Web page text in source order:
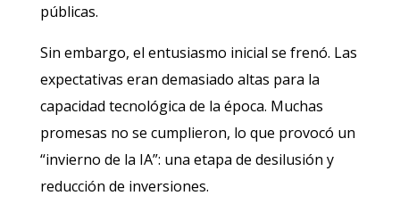
públicas.
Sin embargo, el entusiasmo inicial se frenó. Las
expectativas eran demasiado altas para la
capacidad tecnológica de la época. Muchas
promesas no se cumplieron, lo que provocó un
“invierno de la IA”: una etapa de desilusión y
reducción de inversiones.